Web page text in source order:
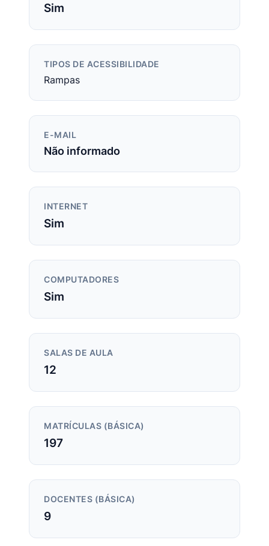
Sim
TIPOS DE ACESSIBILIDADE
Rampas
E-MAIL
Não informado
INTERNET
Sim
COMPUTADORES
Sim
SALAS DE AULA
12
MATRÍCULAS (BÁSICA)
197
DOCENTES (BÁSICA)
9